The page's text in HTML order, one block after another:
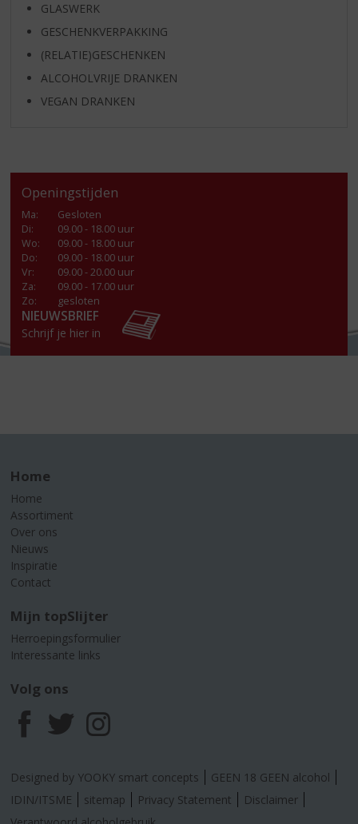
GLASWERK
GESCHENKVERPAKKING
(RELATIE)GESCHENKEN
ALCOHOLVRIJE DRANKEN
VEGAN DRANKEN
Openingstijden
Ma:
Gesloten
Di:
09.00 - 18.00 uur
Wo:
09.00 - 18.00 uur
Do:
09.00 - 18.00 uur
Vr:
09.00 - 20.00 uur
Za:
09.00 - 17.00 uur
Zo:
gesloten
NIEUWSBRIEF
Schrijf je hier in
Home
Home
Assortiment
Over ons
Nieuws
Inspiratie
Contact
Mijn topSlijter
Herroepingsformulier
Interessante links
Volg ons
F
a
c
T
w
i
I
n
s
Designed by YOOKY smart concepts
GEEN 18 GEEN alcohol
IDIN/ITSME
sitemap Privacy Statement
Disclaimer